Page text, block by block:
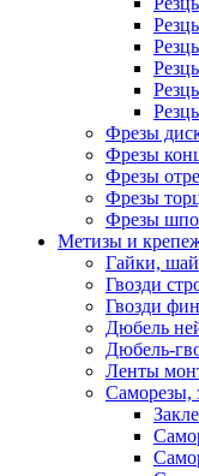
Фрезы
Фрезы
Фрезы
Фрезы
Фрезы
Метизы и
Гайки,
Гвозди
Гвозди
Дюбель
Дюбель-
Ленты
Саморезы,